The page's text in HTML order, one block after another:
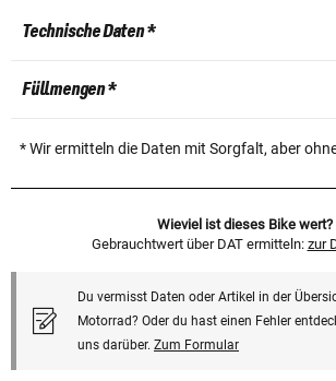
Technische Daten *
Füllmengen *
* Wir ermitteln die Daten mit Sorgfalt, aber
Wieviel ist dieses Bike wert?
Gebrauchtwert über DAT ermitteln: zur
Du vermisst Daten oder Artikel in der
Motorrad? Oder du hast einen Fehler
uns darüber. Zum Formular